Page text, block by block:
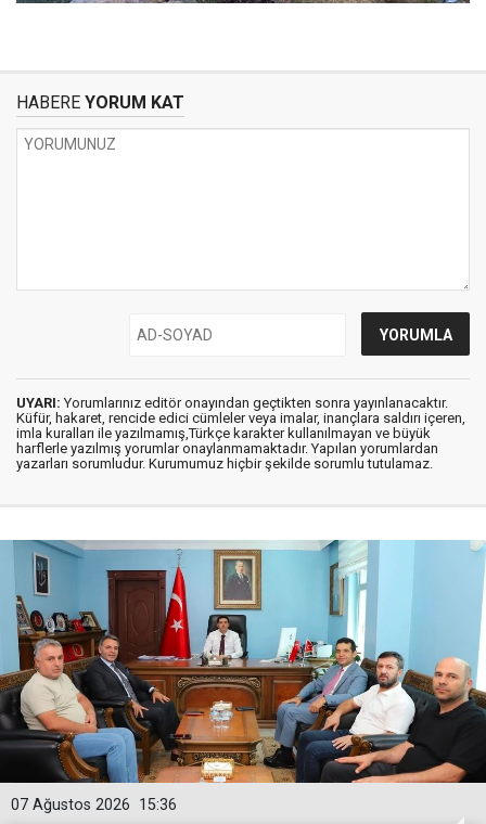
HABERE YORUM KAT
UYARI: Yorumlarınız editör onayından geçtikten sonra yayınlanacaktır.
Küfür, hakaret, rencide edici cümleler veya imalar, inançlara saldırı içeren,
imla kuralları ile yazılmamış,Türkçe karakter kullanılmayan ve büyük
harflerle yazılmış yorumlar onaylanmamaktadır. Yapılan yorumlardan
yazarları sorumludur. Kurumumuz hiçbir şekilde sorumlu tutulamaz.
15:36
07 Ağustos 2026